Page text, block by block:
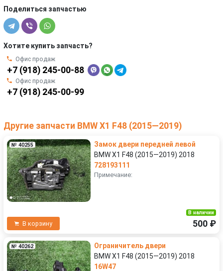
Поделиться запчастью
Хотите купить запчасть?
Офис продаж
+7 (918) 245-00-88
Офис продаж
+7 (918) 245-00-99
Другие запчасти BMW X1 F48 (2015—2019)
№ 40255
Замок двери передней левой
BMW X1 F48 (2015—2019) 2018
728193111
Примечание:
В корзину
В наличии
500 ₽
№ 40262
Ограничитель двери
BMW X1 F48 (2015—2019) 2018
16W47